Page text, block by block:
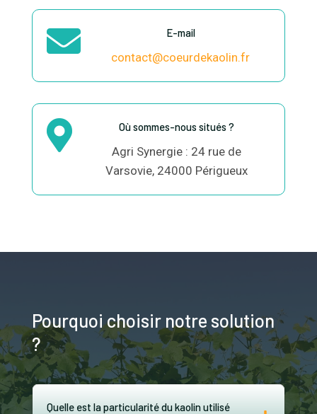
 E-mail
contact@coeurdekaolin.fr
 Où sommes-nous situés ?
Agri Synergie : 24 rue de
Varsovie, 24000 Périgueux
Pourquoi choisir notre solution
?
Quelle est la particularité du kaolin utilisé